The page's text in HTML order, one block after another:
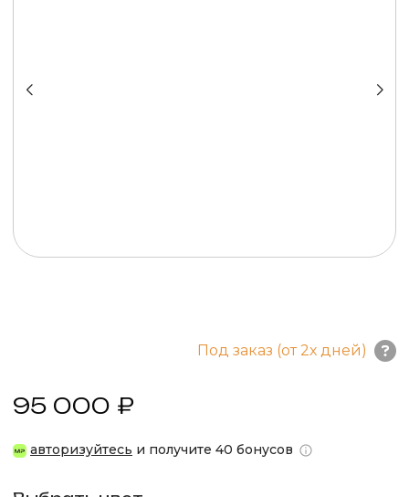
Под заказ (от 2х дней)
95 000 ₽
авторизуйтесь и получите 40 бонусов